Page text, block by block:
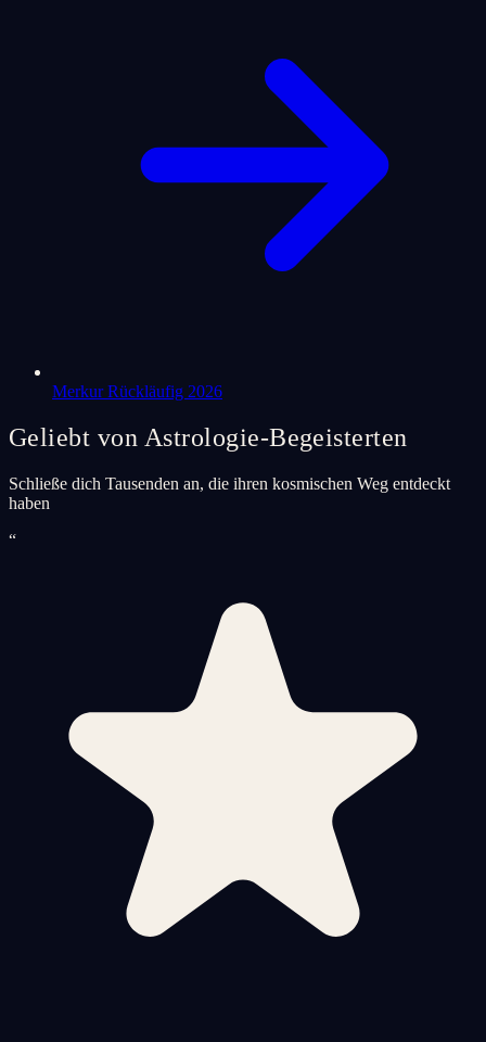
Merkur Rückläufig 2026
Geliebt von Astrologie-Begeisterten
Schließe dich Tausenden an, die ihren kosmischen Weg entdeckt
haben
“